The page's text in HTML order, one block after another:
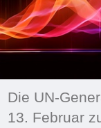
Die UN-
13. Februar